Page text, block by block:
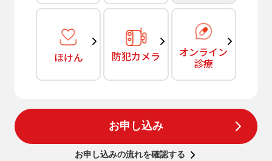
ほけん 防犯カメラ オンライン
診療
お申し込み
お申し込みの流れを確認する